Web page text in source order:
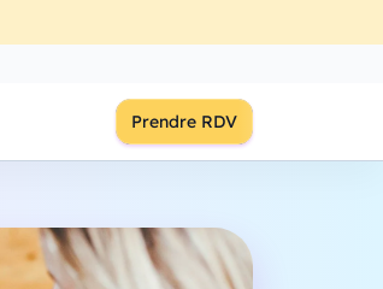
Prendre RDV